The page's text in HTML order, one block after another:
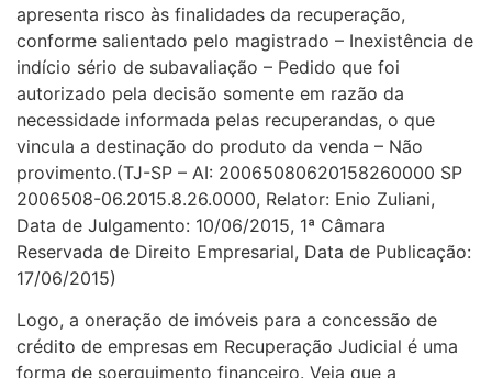
apresenta risco às finalidades da recuperação,
conforme salientado pelo magistrado – Inexistência de
indício sério de subavaliação – Pedido que foi
autorizado pela decisão somente em razão da
necessidade informada pelas recuperandas, o que
vincula a destinação do produto da venda – Não
provimento.(TJ-SP – AI: 20065080620158260000 SP
2006508-06.2015.8.26.0000, Relator: Enio Zuliani,
Data de Julgamento: 10/06/2015, 1ª Câmara
Reservada de Direito Empresarial, Data de Publicação:
17/06/2015)
Logo, a oneração de imóveis para a concessão de
crédito de empresas em Recuperação Judicial é uma
forma de soerguimento financeiro. Veja que a